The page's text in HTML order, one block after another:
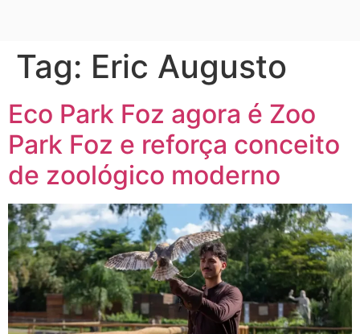
Tag: Eric Augusto
Eco Park Foz agora é Zoo
Park Foz e reforça conceito
de zoológico moderno